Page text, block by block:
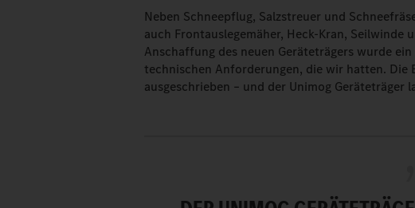
Neben Schneepflug, Salzstreuer und
auch Frontauslegemäher, Heck-Kran, Seilwinde
Anschaffung des neuen Geräteträgers wurde
technischen Anforderungen, die wir hatten.
ausgeschrieben – und der Unimog Geräteträger